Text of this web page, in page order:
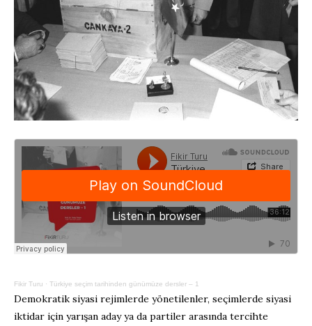
Fikir Turu · Türkiye seçim tarihinden günümüze dersler – 1
Demokratik siyasi rejimlerde yönetilenler, seçimlerde siyasi
iktidar için yarışan aday ya da partiler arasında tercihte